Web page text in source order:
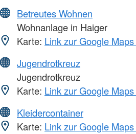
Betreutes Wohnen
Wohnanlage in Haiger
Karte: Link zur Google
Jugendrotkreuz
Jugendrotkreuz
Karte: Link zur Google
Kleidercontainer
Karte: Link zur Google